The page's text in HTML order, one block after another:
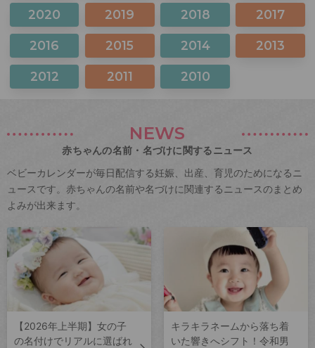
2020 2019 2018 2017
2016 2015 2014 2013
2012 2011 2010
NEWS
赤ちゃんの名前・名づけに関するニュース
ベビーカレンダーが毎日配信する妊娠、出産、育児のためになるニ
ュースです。赤ちゃんの名前や名づけに関連するニュースのまとめ
よみが出来ます。
【2026年上半期】女の子
の名付けでリアルに選ばれ
キラキラネームから落ち着
いた響きへシフト！令和男